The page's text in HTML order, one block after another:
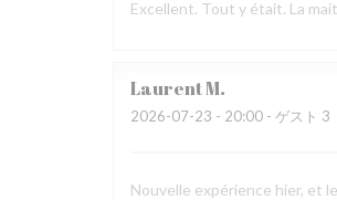
Excellent. Tout y était. La
LaurentM
2026-07-23 - 20:00 - ゲスト 3
Nouvelle expérience hier, et